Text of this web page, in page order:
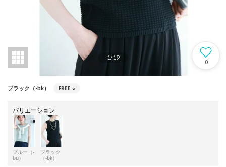
1/19
0
ブラック（-bk） FREE ○
バリエーション
ブルー（-
bu）
ブラック
（-bk）